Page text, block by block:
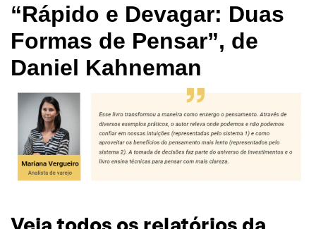
“Rápido e Devagar: Duas
Formas de Pensar”, de
Daniel Kahneman